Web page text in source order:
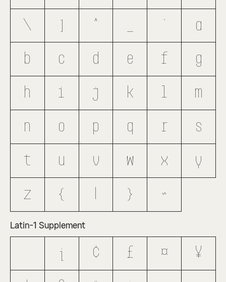
\ ^ a
b c d e f g
h i j k l m
n o p q r s
t u v w x y
z { } ~
Latin-1 Supplement
¡ ¢ £ ¤ ¥